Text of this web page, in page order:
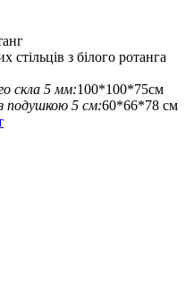
стільців з білого ротанга
скла 5 мм:100*100*75см
подушкою 5 см:60*66*78 см